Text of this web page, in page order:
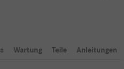
Wartung Teile Anleitungen